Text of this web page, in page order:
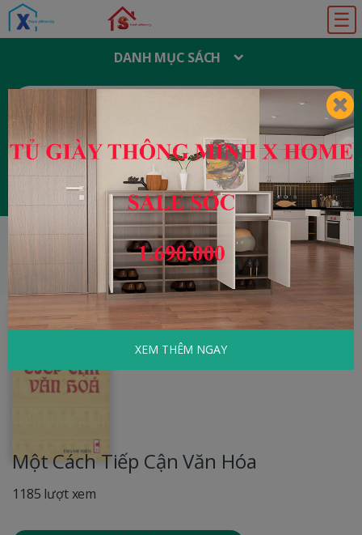
☰
DANH MỤC SÁCH
T
M
I
M
Đăng ký Đăng nhập
HOME Văn Hóa - Tôn Giáo
Một Cách Tiếp
Cận Văn Hóa
Một Cách Tiếp Cận Văn Hóa
1185 lượt xem
XEM THÊM NGAY